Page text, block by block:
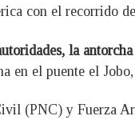
con el recorrido
la
en el puente el
(PNC) y Fuerza